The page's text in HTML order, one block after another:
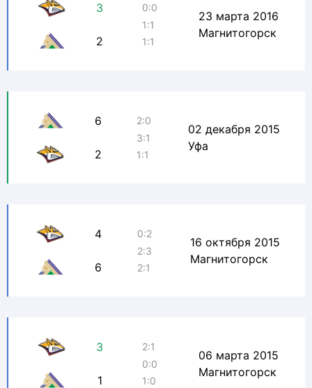
3
2
0:0
1:1
1:1
23 марта 2016
Магнитогорск
6
2
2:0
3:1
1:1
02 декабря 2015
Уфа
4
6
0:2
2:3
2:1
16 октября 2015
Магнитогорск
3
1
2:1
0:0
1:0
06 марта 2015
Магнитогорск